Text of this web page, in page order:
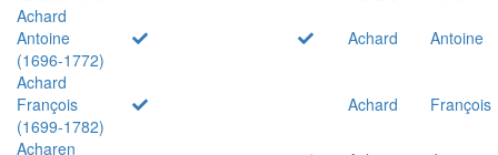
Achard
Antoine
(1696-1772)
Achard
Antoine
Achard
François
(1699-1782)
Achard
François
Acharen